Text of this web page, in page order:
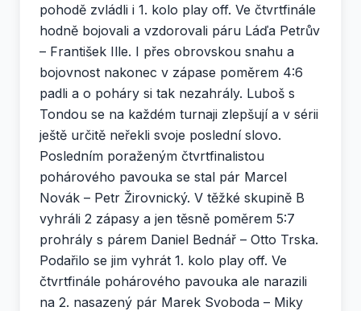
pohodě zvládli i 1. kolo play off. Ve čtvrtfinále
hodně bojovali a vzdorovali páru Láďa Petrův
– František Ille. I přes obrovskou snahu a
bojovnost nakonec v zápase poměrem 4:6
padli a o poháry si tak nezahrály. Luboš s
Tondou se na každém turnaji zlepšují a v sérii
ještě určitě neřekli svoje poslední slovo.
Posledním poraženým čtvrtfinalistou
pohárového pavouka se stal pár Marcel
Novák – Petr Žirovnický. V těžké skupině B
vyhráli 2 zápasy a jen těsně poměrem 5:7
prohrály s párem Daniel Bednář – Otto Trska.
Podařilo se jim vyhrát 1. kolo play off. Ve
čtvrtfinále pohárového pavouka ale narazili
na 2. nasazený pár Marek Svoboda – Miky